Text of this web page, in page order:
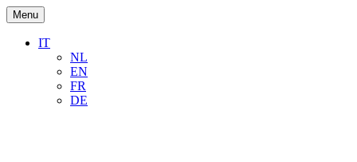
Menu
IT
NL
EN
FR
DE